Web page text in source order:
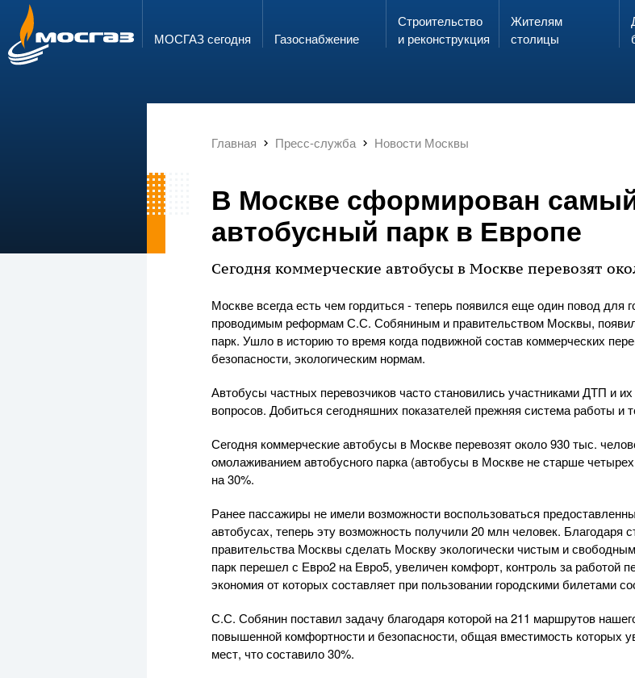
ГОРЯЧАЯ ЛИНИЯ
8 800 700 71 04 info@mos-gaz.ru
МОСГАЗ сегодня Газо­снабжение
Строительство
и реконструкция
Жителям
столицы
Главная Пресс-служба Новости Москвы
В Москве сформирован
автобусный парк в Европе
Сегодня коммерческие автобусы в Москве перевозят
Москве всегда есть чем гордиться - теперь появился еще один повод для
проводимым реформам С.С. Собяниным и правительством Москвы,
парк. Ушло в историю то время когда подвижной состав коммерческих
безопасности, экологическим нормам.
Автобусы частных перевозчиков часто становились участниками ДТП и
вопросов. Добиться сегодняшних показателей прежняя система работы и
Сегодня коммерческие автобусы в Москве перевозят около 930 тыс.
омолаживанием автобусного парка (автобусы в Москве не старше
на 30%.
Ранее пассажиры не имели возможности воспользоваться
автобусах, теперь эту возможность получили 20 млн человек.
правительства Москвы сделать Москву экологически чистым и
парк перешел с Евро2 на Евро5, увеличен комфорт, контроль за работой
экономия от которых составляет при пользовании городскими билетами
С.С. Собянин поставил задачу благодаря которой на 211 маршрутов
повышенной комфортности и безопасности, общая вместимость которых
мест, что составило 30%.